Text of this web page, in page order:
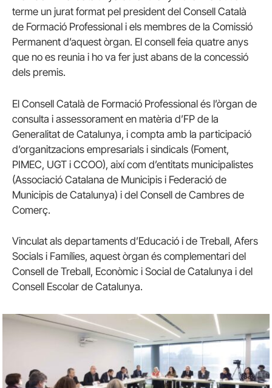
terme un jurat format pel president del Consell Català
de Formació Professional i els membres de la Comissió
Permanent d’aquest òrgan. El consell feia quatre anys
que no es reunia i ho va fer just abans de la concessió
dels premis.
El Consell Català de Formació Professional és l’òrgan de
consulta i assessorament en matèria d’FP de la
Generalitat de Catalunya, i compta amb la participació
d’organitzacions empresarials i sindicals (Foment,
PIMEC, UGT i CCOO), així com d’entitats municipalistes
(Associació Catalana de Municipis i Federació de
Municipis de Catalunya) i del Consell de Cambres de
Comerç.
Vinculat als departaments d’Educació i de Treball, Afers
Socials i Famílies, aquest òrgan és complementari del
Consell de Treball, Econòmic i Social de Catalunya i del
Consell Escolar de Catalunya.